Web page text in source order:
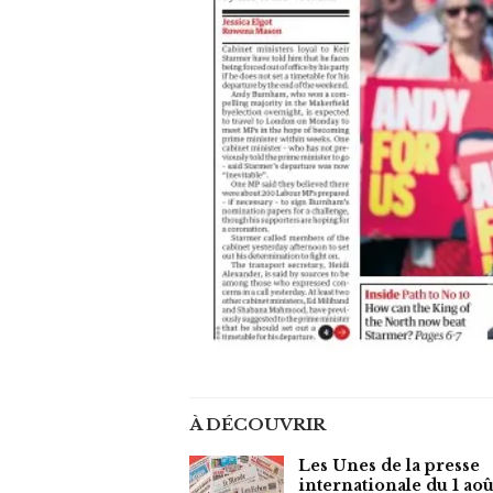
À DÉCOUVRIR
Les Unes de la presse
internationale du 1